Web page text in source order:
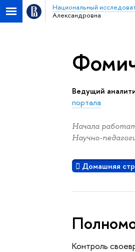
Национальный
Александровна
Ведущий
портала
Начала
Научно-
Домашняя
Контроль